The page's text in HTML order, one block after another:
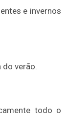
e invernos
verão.
todo o